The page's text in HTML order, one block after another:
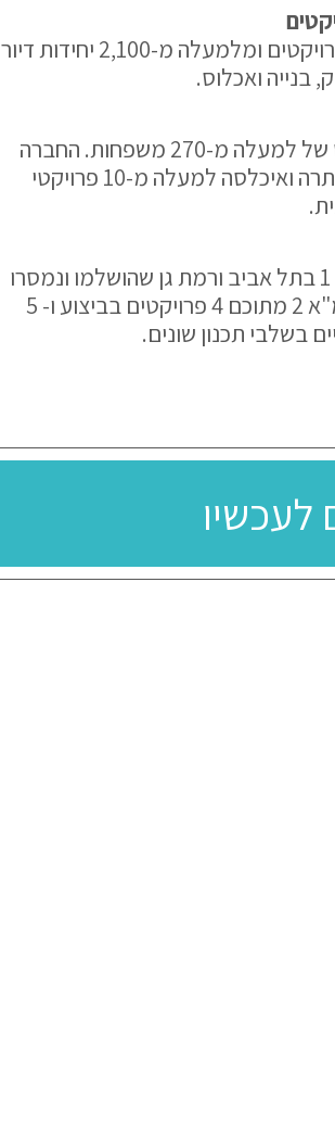
התמקדות והתמקצעות בהתחדשות עירונית עם 20 פרויקטים ומלמעלה מ-2,100 יחידות דיור
בנייה ואכלוס.
חברת קונטמפו אחראית לחידוש פני העיר ולאכלוס של למעלה מ-270 משפחות. החברה
נמנית בין החברות הבודדות שהשלימה בהצלחה יתרה ואיכלסה למעלה מ-10 פרויקטי
בראשית דרכה החברה החלה בביצוע פרויקטי תמ"א 1 בתל אביב ורמת גן שהושלמו ונמסרו
בהצלחה. במקביל מקדמת ויוזמת 20 פרויקטי תמ"א 2 מתוכם 4 פרויקטים בביצוע ו- 5
בשלבי תכנון שונים.
לעכשיו